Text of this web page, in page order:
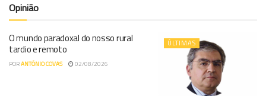
Opinião
ÚLTIMAS
O mundo paradoxal do nosso rural
tardio e remoto
PORANTÓNIO COVAS 02/08/2026